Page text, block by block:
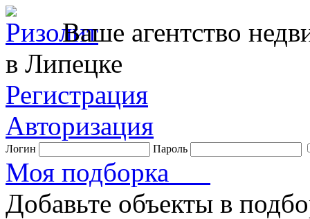
Ваше агентство
в Липецке
Регистрация
Авторизация
Логин Пароль
Моя подборка
Добавьте объекты в